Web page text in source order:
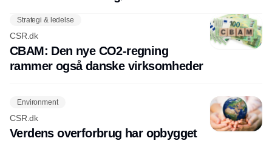
Strategi & ledelse
CSR.dk
CBAM: Den nye CO2-regning
rammer også danske virksomheder
Environment
CSR.dk
Verdens overforbrug har opbygget